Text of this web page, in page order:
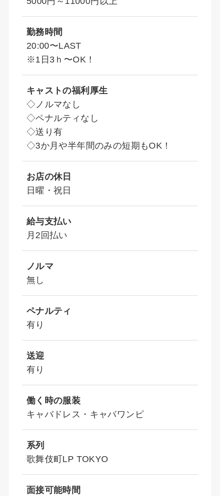
勤務時間
20:00〜LAST
※1日3ｈ〜OK！
キャストの福利厚生
◇ノルマなし
◇ペナルティなし
◇送り有
◇3か月や半年間のみの短期もOK！
お店の休日
日曜・祝日
給与支払い
月2回払い
ノルマ
無し
ペナルティ
有り
送迎
有り
働く時の服装
キャバドレス・キャバワンピ
系列
歌舞伎町LP TOKYO
面接可能時間